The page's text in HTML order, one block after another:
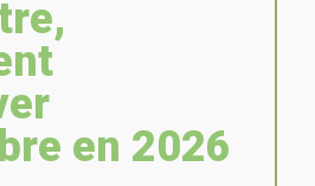
en 2026